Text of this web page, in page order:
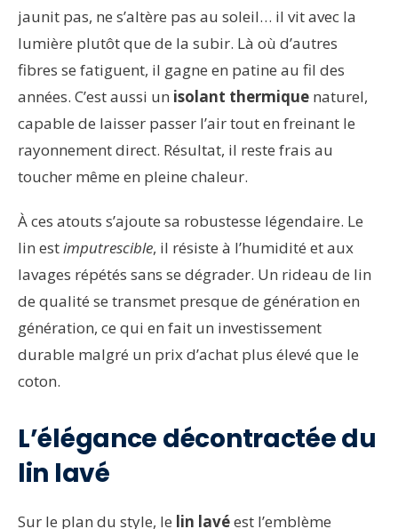
jaunit pas, ne s’altère pas au soleil… il vit avec la
lumière plutôt que de la subir. Là où d’autres
fibres se fatiguent, il gagne en patine au fil des
années. C’est aussi un isolant thermique naturel,
capable de laisser passer l’air tout en freinant le
rayonnement direct. Résultat, il reste frais au
toucher même en pleine chaleur.
À ces atouts s’ajoute sa robustesse légendaire. Le
lin estimputrescible, il résiste à l’humidité et aux
lavages répétés sans se dégrader. Un rideau de lin
de qualité se transmet presque de génération en
génération, ce qui en fait un investissement
durable malgré un prix d’achat plus élevé que le
coton.
L’élégance décontractée du
lin lavé
Sur le plan du style, le lin lavéest l’emblème